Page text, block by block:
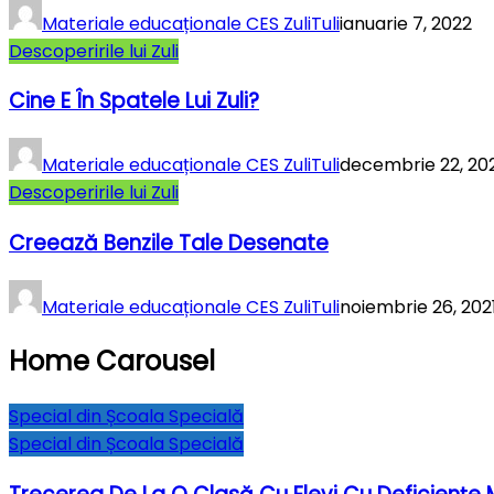
Materiale educaționale CES ZuliTuliianuarie 7, 2022
Descoperirile lui Zuli
Cine E În Spatele Lui Zuli?
Materiale educaționale CES ZuliTulidecembrie 22,
Descoperirile lui Zuli
Creează Benzile Tale Desenate
Materiale educaționale CES ZuliTulinoiembrie 26,
Home Carousel
Special din Școala Specială
Special din Școala Specială